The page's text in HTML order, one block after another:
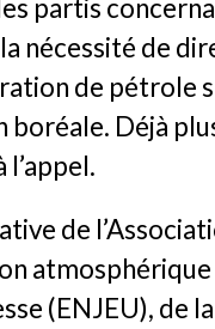
partis
nécessité de
de pétrole
Déjà
de
atmosphérique
(ENJEU), de